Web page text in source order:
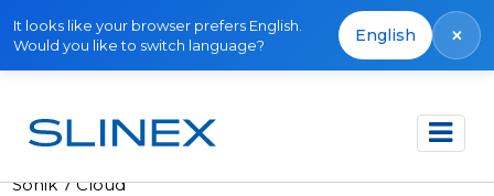
It looks like your browser prefers English.
Would you like to switch language?
English ×
Accueil Produits Interphones vidéo
Sonik 7 Cloud